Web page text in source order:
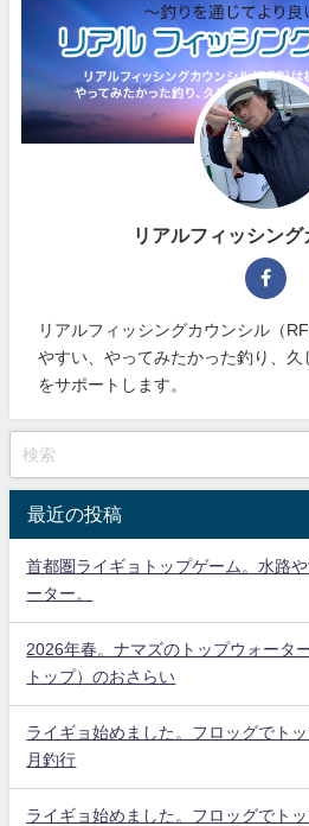
リアルフィッシン
リアルフィッシングカウンシル（
やすい、やってみたかった釣り、久
をサポートします。
最近の投稿
首都圏ライギョトップゲーム。水路
ーター。
2026年春。ナマズのトップウォータ
トップ）のおさらい
ライギョ始めました。フロッグでト
月釣行
ライギョ始めました。フロッグでト